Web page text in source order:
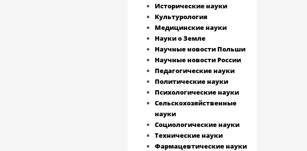
Исторические науки
Культурология
Медицинские науки
Науки о Земле
Научные новости Польши
Научные новости России
Педагогические науки
Политические науки
Психологические науки
Сельскохозяйственные
науки
Социологические науки
Технические науки
Фармацевтические науки